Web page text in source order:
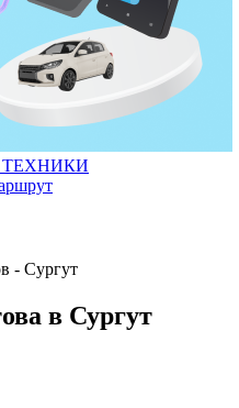
- Сургут
в Сургут